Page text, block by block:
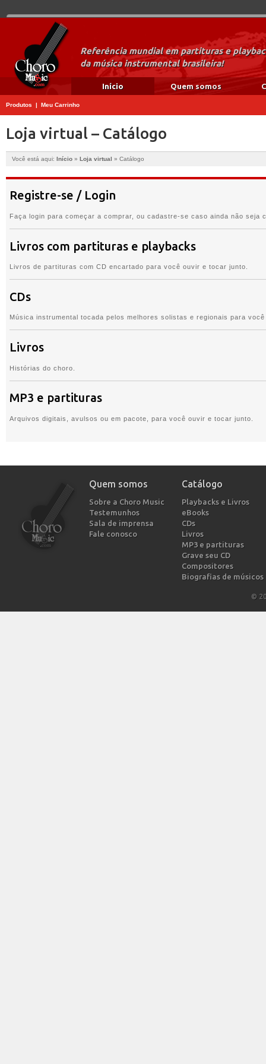
Referência mundial em partituras e
da música instrumental brasileira!
Início Quem somos
Produtos | Meu Carrinho
Loja virtual – Catálogo
Você está aqui: Início » Loja virtual » Catálogo
Registre-se / Login
Faça login para começar a comprar, ou cadastre-se caso ainda não seja
Livros com partituras e playbacks
Livros de partituras com CD encartado para você ouvir e tocar junto.
CDs
Música instrumental tocada pelos melhores solistas e regionais para
Livros
Histórias do choro.
MP3 e partituras
Arquivos digitais, avulsos ou em pacote, para você ouvir e tocar junto.
Quem somos
Sobre a Choro Music
Testemunhos
Sala de imprensa
Fale conosco
Catálogo
Playbacks e Livros
eBooks
CDs
Livros
MP3 e partituras
Grave seu CD
Compositores
Biografias de músicos
©